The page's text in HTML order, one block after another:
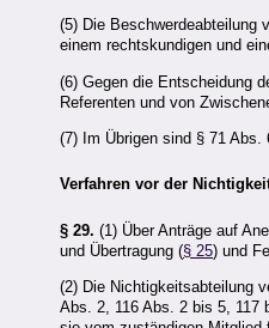
(5) Die Beschwerdeabteilung
einem rechtskundigen und
(6) Gegen die Entscheidung
Referenten und von
(7) Im Übrigen sind § 71
Verfahren vor der
§ 29. (1) Über Anträge auf
und Übertragung (§ 25) und
(2) Die Nichtigkeitsabteilung
Abs. 2, 116 Abs. 2 bis 5, 117